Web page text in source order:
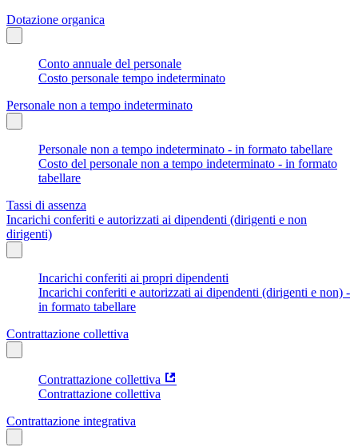
Dotazione organica
Conto annuale del personale
Costo personale tempo indeterminato
Personale non a tempo indeterminato
Personale non a tempo indeterminato - in formato tabellare
Costo del personale non a tempo indeterminato - in formato
tabellare
Tassi di assenza
Incarichi conferiti e autorizzati ai dipendenti (dirigenti e non
dirigenti)
Incarichi conferiti ai propri dipendenti
Incarichi conferiti e autorizzati ai dipendenti (dirigenti e non) -
in formato tabellare
Contrattazione collettiva
Contrattazione collettiva
Contrattazione collettiva
Contrattazione integrativa